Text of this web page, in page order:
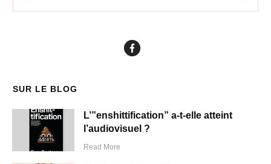
SUR LE BLOG
L’”enshittification” a-t-elle atteint
l’audiovisuel ?
Read More